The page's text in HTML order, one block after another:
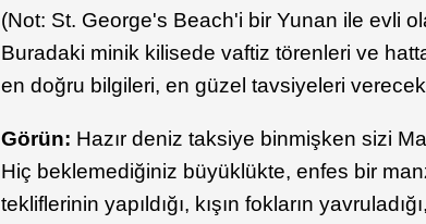
(Not: St. George's Beach'i bir Yunan ile evli
Buradaki minik kilisede vaftiz törenleri ve
en doğru bilgileri, en güzel tavsiyeleri
Görün: Hazır deniz taksiye binmişken sizi
Hiç beklemediğiniz büyüklükte, enfes bir
tekliflerinin yapıldığı, kışın fokların